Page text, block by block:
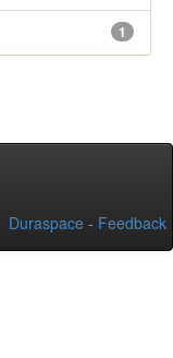
1
Duraspace - Feedback